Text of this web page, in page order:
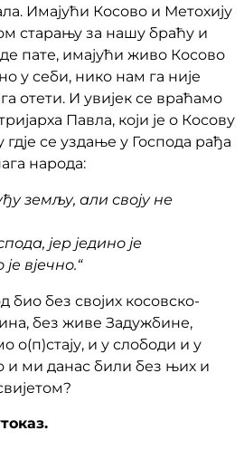
Имајући Косово и Метохију
старању за нашу браћу и
пате, имајући живо Косово
у себи, нико нам га није
отети. И увијек се враћамо
Павла, који је о Косову
гдје се уздање у Господа рађа
народа:
земљу, али своју не
јер једино је
вјечно.“
био без својих косовско-
без живе Задужбине,
о(п)стају, и у слободи и у
и ми данас били без њих и